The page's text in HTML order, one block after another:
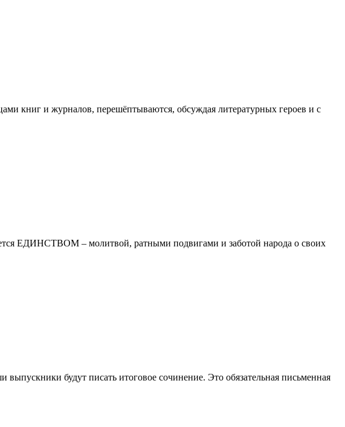
книг и журналов, перешёптываются, обсуждая литературных героев и с
ЕДИНСТВОМ – молитвой, ратными подвигами и заботой народа о своих
будут писать итоговое сочинение. Это обязательная письменная